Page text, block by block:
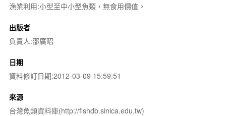
漁業利用:小型至中小型魚類，無食用價值。
出版者
負責人:邵廣昭
日期
資料修訂日期:2012-03-09 15:59:51
來源
台灣魚類資料庫(http://fishdb.sinica.edu.tw)